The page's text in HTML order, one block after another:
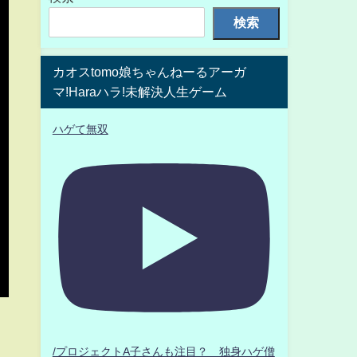
検索
カオスtomo娘ちゃんねーるアーガ
マ!Haraハラ!未解決人生ゲーム
ハゲて無双
/プロジェクトA子さんも注目？ 独身ハゲ僧